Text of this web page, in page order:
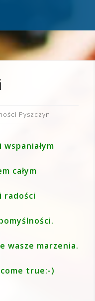
Pyszczyn
całym
radości
wasze marzenia.
true:-)